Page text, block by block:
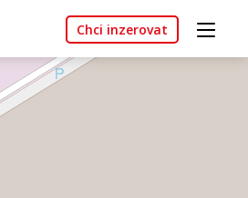
Chci inzerovat